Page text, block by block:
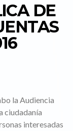
DE
la Audiencia
ciudadanía
interesadas